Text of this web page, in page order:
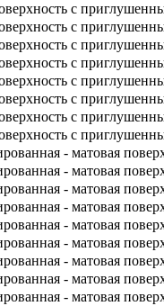
с
с
с
с
с
с
с
с
- матовая
- матовая
- матовая
- матовая
- матовая
- матовая
- матовая
- матовая
- матовая